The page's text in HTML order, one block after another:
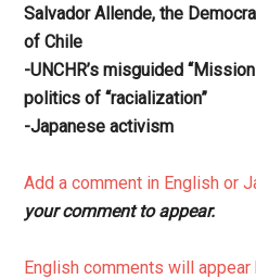
Salvador Allende, the
of Chile
-UNCHR’s misguided
politics of “racialization”
-Japanese activism
Add a comment in English or
your comment to appear.
English comments will appear